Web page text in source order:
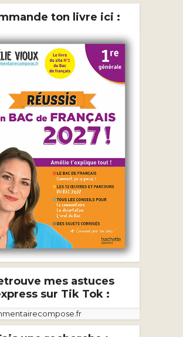
ton livre ici :
mes astuces
sur Tik Tok :